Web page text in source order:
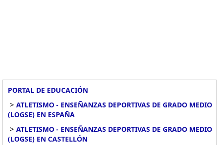
PORTAL DE EDUCACIÓN
> ATLETISMO - ENSEÑANZAS DEPORTIVAS DE GRADO MEDIO
(LOGSE) EN ESPAÑA
> ATLETISMO - ENSEÑANZAS DEPORTIVAS DE GRADO MEDIO
(LOGSE) EN CASTELLÓN